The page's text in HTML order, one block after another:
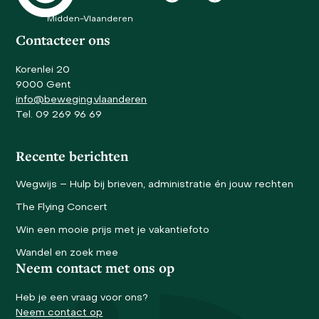
Midden-Vlaanderen
Contacteer ons
Korenlei 20
9000 Gent
info@beweging.vlaanderen
Tel. 09 269 96 69
Recente berichten
Wegwijs – Hulp bij brieven, administratie én jouw rechten
The Flying Concert
Win een mooie prijs met je vakantiefoto
Wandel en zoek mee
Neem contact met ons op
Heb je een vraag voor ons?
Neem contact op